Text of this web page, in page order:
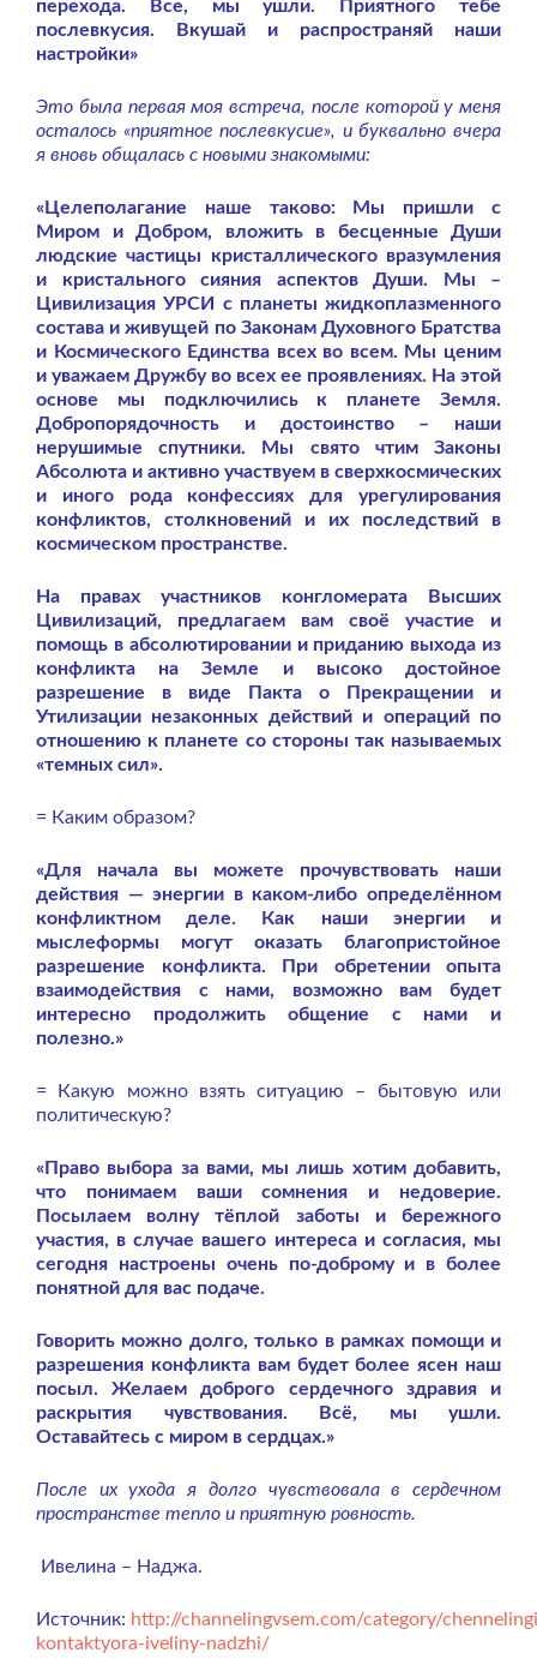
перехода. Все, мы ушли. Приятного тебе
послевкусия. Вкушай и распространяй наши
настройки»
Это была первая моя встреча, после которой у меня
осталось «приятное послевкусие», и буквально вчера
я вновь общалась с новыми знакомыми:
«Целеполагание наше таково: Мы пришли с
Миром и Добром, вложить в бесценные Души
людские частицы кристаллического вразумления
и кристального сияния аспектов Души. Мы –
Цивилизация УРСИ с планеты жидкоплазменного
состава и живущей по Законам Духовного Братства
и Космического Единства всех во всем. Мы ценим
и уважаем Дружбу во всех ее проявлениях. На этой
основе мы подключились к планете Земля.
Добропорядочность и достоинство – наши
нерушимые спутники. Мы свято чтим Законы
Абсолюта и активно участвуем в сверхкосмических
и иного рода конфессиях для урегулирования
конфликтов, столкновений и их последствий в
космическом пространстве.
На правах участников конгломерата Высших
Цивилизаций, предлагаем вам своё участие и
помощь в абсолютировании и приданию выхода из
конфликта на Земле и высоко достойное
разрешение в виде Пакта о Прекращении и
Утилизации незаконных действий и операций по
отношению к планете со стороны так называемых
«темных сил».
= Каким образом?
«Для начала вы можете прочувствовать наши
действия — энергии в каком-либо определённом
конфликтном деле. Как наши энергии и
мыслеформы могут оказать благопристойное
разрешение конфликта. При обретении опыта
взаимодействия с нами, возможно вам будет
интересно продолжить общение с нами и
полезно.»
= Какую можно взять ситуацию – бытовую или
политическую?
«Право выбора за вами, мы лишь хотим добавить,
что понимаем ваши сомнения и недоверие.
Посылаем волну тёплой заботы и бережного
участия, в случае вашего интереса и согласия, мы
сегодня настроены очень по-доброму и в более
понятной для вас подаче.
Говорить можно долго, только в рамках помощи и
разрешения конфликта вам будет более ясен наш
посыл. Желаем доброго сердечного здравия и
раскрытия чувствования.
Всё, мы ушли.
Оставайтесь с миром в сердцах.»
После их ухода я долго чувствовала в сердечном
пространстве тепло и приятную ровность.
Ивелина – Наджа.
Источник: http://channelingvsem.com/category/
kontaktyora-iveliny-nadzhi/